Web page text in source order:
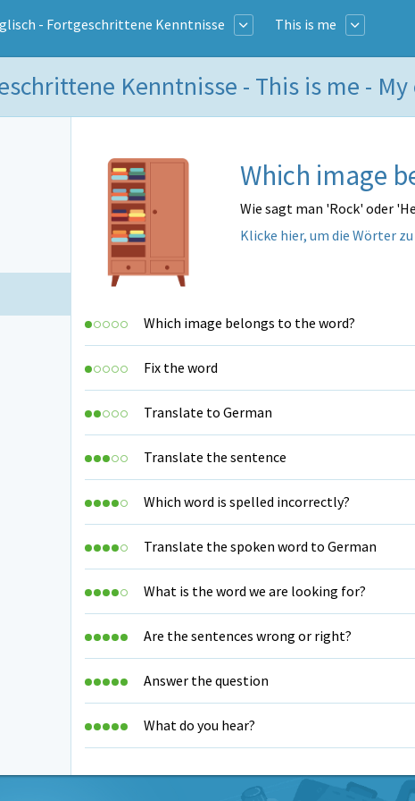
- Fortgeschrittene Kenntnisse This is me
Kenntnisse - This is me -
Which image
Wie sagt man 'Rock' oder
Klicke hier, um die Wörter
Which image belongs to the word?
Fix the word
Translate to German
Translate the sentence
Which word is spelled incorrectly?
Translate the spoken word to German
What is the word we are looking for?
Are the sentences wrong or right?
Answer the question
What do you hear?